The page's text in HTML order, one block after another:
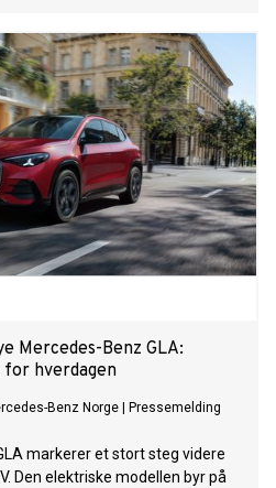
Mercedes-Benz GLA:
hverdagen
Benz Norge Pressemelding
markerer et stort steg videre
Den elektriske modellen byr på